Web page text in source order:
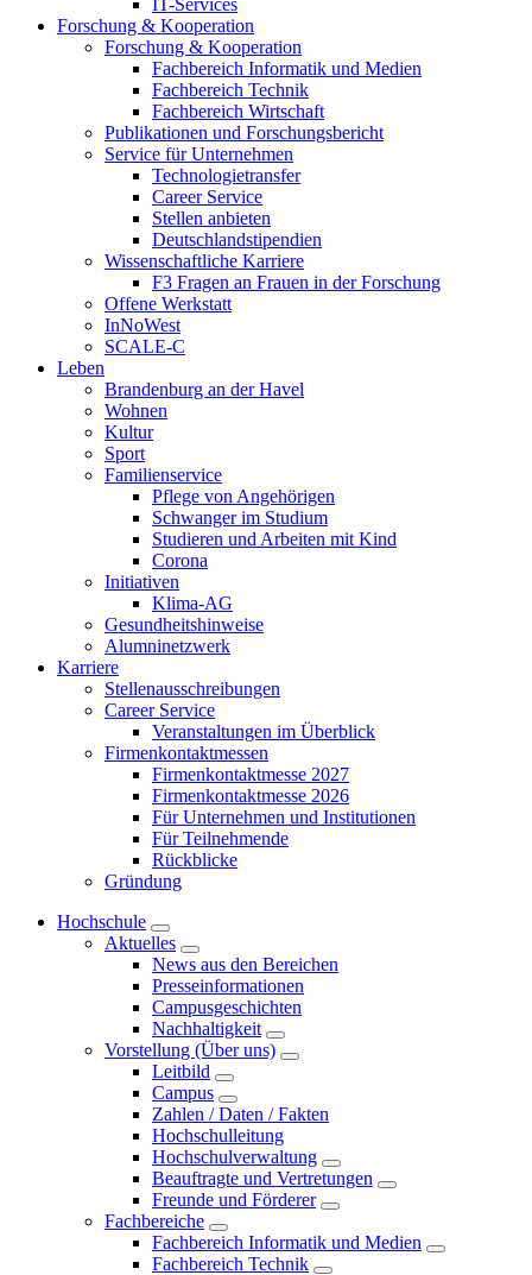
IT-Services
Forschung & Kooperation
Forschung & Kooperation
Fachbereich Informatik und Medien
Fachbereich Technik
Fachbereich Wirtschaft
Publikationen und Forschungsbericht
Service für Unternehmen
Technologietransfer
Career Service
Stellen anbieten
Deutschlandstipendien
Wissenschaftliche Karriere
F3 Fragen an Frauen in der Forschung
Offene Werkstatt
InNoWest
SCALE-C
Leben
Brandenburg an der Havel
Wohnen
Kultur
Sport
Familienservice
Pflege von Angehörigen
Schwanger im Studium
Studieren und Arbeiten mit Kind
Corona
Initiativen
Klima-AG
Gesundheitshinweise
Alumninetzwerk
Karriere
Stellenausschreibungen
Career Service
Veranstaltungen im Überblick
Firmenkontaktmessen
Firmenkontaktmesse 2027
Firmenkontaktmesse 2026
Für Unternehmen und Institutionen
Für Teilnehmende
Rückblicke
Gründung
Hochschule
Aktuelles
News aus den Bereichen
Presseinformationen
Campusgeschichten
Nachhaltigkeit
Vorstellung (Über uns)
Leitbild
Campus
Zahlen / Daten / Fakten
Hochschulleitung
Hochschulverwaltung
Beauftragte und Vertretungen
Freunde und Förderer
Fachbereiche
Fachbereich Informatik und Medien
Fachbereich Technik